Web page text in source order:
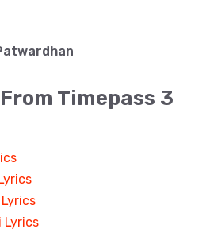
Timepass 3
Lyrics